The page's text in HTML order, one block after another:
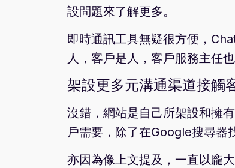
設問題來了解更多。
即時通訊工具無疑很方便，
人，客戶是人，客戶服務主任
架設更多元溝通渠道接觸
沒錯，網站是自己所架設和擁
戶需要，除了在Google搜尋器
亦因為像上文提及，一直以龐